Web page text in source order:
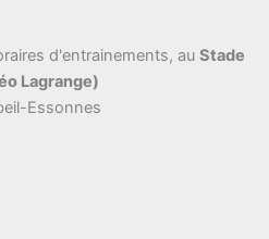
d'entrainements, au Stade
Lagrange)
Essonnes